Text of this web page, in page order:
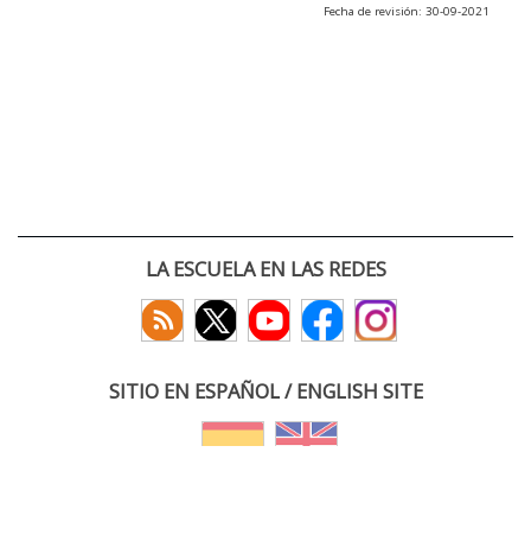
Fecha de revisión: 30-09-2021
LA ESCUELA EN LAS REDES
SITIO EN ESPAÑOL / ENGLISH SITE